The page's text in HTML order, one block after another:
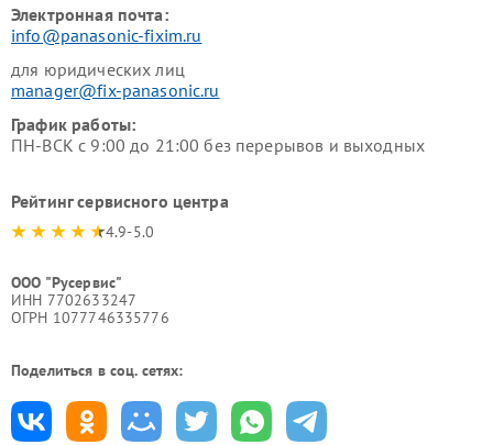
Электронная почта:
info@panasonic-fixim.ru
для юридических лиц
manager@fix-panasonic.ru
График работы:
ПН-ВСК с 9:00 до 21:00 без перерывов и выходных
Рейтинг сервисного центра
4.9-5.0
ООО "Русервис"
ИНН 7702633247
ОГРН 1077746335776
Поделиться в соц. сетях: